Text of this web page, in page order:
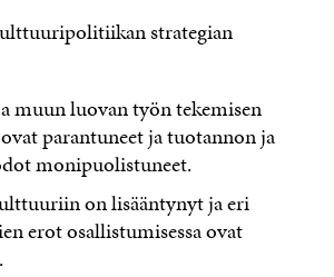
strategian
muun luovan työn tekemisen
parantuneet ja tuotannon ja
monipuolistuneet.
on lisääntynyt ja eri
erot osallistumisessa ovat